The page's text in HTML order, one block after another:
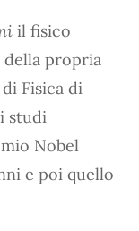
il fisico
propria
Fisica di
studi
Nobel
e poi quello